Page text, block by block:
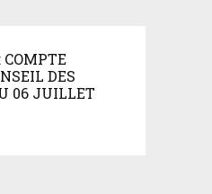
DES
06 JUILLET